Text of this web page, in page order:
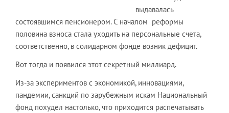
выдавалась
состоявшимся пенсионером. С началом реформы
половина взноса стала уходить на персональные счета,
соответственно, в солидарном фонде возник дефицит.
Вот тогда и появился этот секретный миллиард.
Из-за экспериментов с экономикой, инновациями,
пандемии, санкций по зарубежным искам Национальный
фонд похудел настолько, что приходится распечатывать